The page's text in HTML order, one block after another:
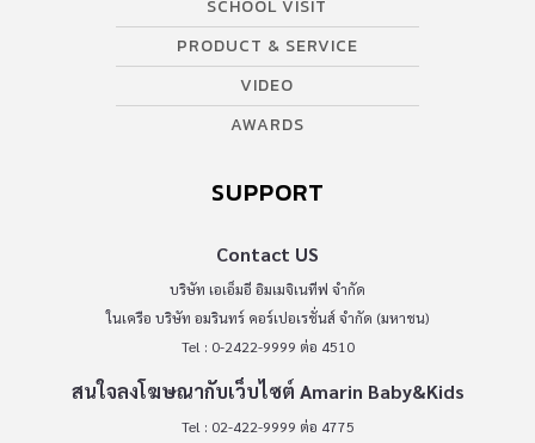
SCHOOL VISIT
PRODUCT & SERVICE
VIDEO
AWARDS
SUPPORT
Contact US
บริษัท เอเอ็มอี อิมเมจิเนทีฟ จำกัด
ในเครือ บริษัท อมรินทร์ คอร์เปอเรชั่นส์ จำกัด (มหาชน)
Tel : 0-2422-9999 ต่อ 4510
สนใจลงโฆษณากับเว็บไซต์ Amarin Baby&Kids
Tel : 02-422-9999 ต่อ 4775